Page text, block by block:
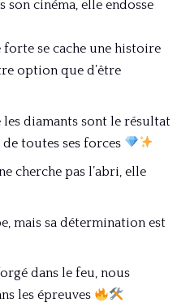
son cinéma, elle endosse
se cache une histoire
option que d’être
diamants sont le résultat
toutes ses forces
cherche pas l’abri, elle
mais sa détermination est
dans le feu, nous
les épreuves